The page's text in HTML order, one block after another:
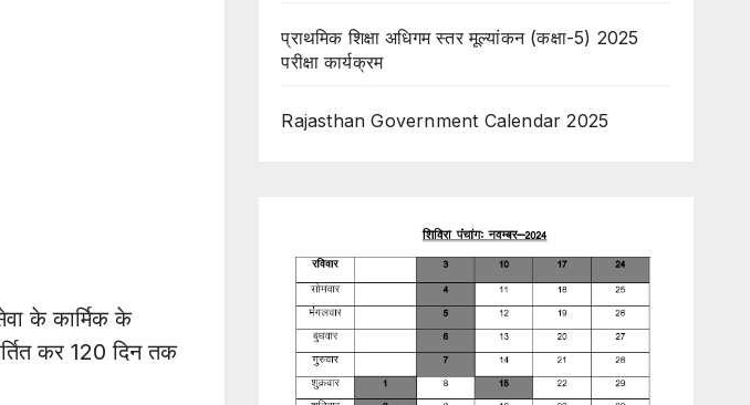
के कार्मिक के
कर 120 दिन तक
प्राथमिक शिक्षा अधिगम स्तर मूल्यांकन (कक्षा-5) 2025
परीक्षा कार्यक्रम
Rajasthan Government Calendar 2025